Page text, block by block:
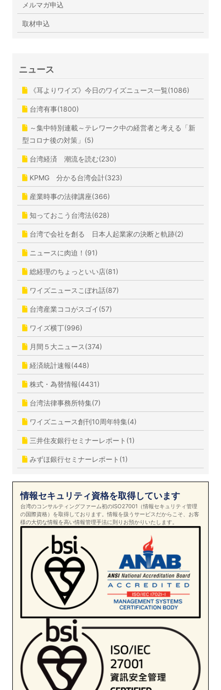
メルマガ申込
取材申込
ニュース
《耳よりワイズ》今日のワイズニュース一覧(1086)
台湾有事(1800)
～集中特別連載～テレワーク中の経営者と考える「新
型コロナ後の対策」(5)
台湾経済 潮流を読む(230)
KPMG 分かる台湾会計(323)
産業時事の法律講座(366)
知っておこう台湾法(628)
台湾で会社を創る 日本人起業家の決断と軌跡(2)
ニュースに肉迫！(91)
総経理のちょっといい店(81)
ワイズニュースこぼれ話(87)
台湾産業ココがスゴイ(57)
ワイズ横丁(996)
月間５大ニュース(374)
経済統計速報(448)
株式・為替情報(4431)
台湾法律事務所特集(7)
ワイズニュース創刊10周年特集(4)
三井住友銀行セミナーレポート(1)
みずほ銀行セミナーレポート(1)
情報セキュリティ資格を取得しています
台湾のコンサルティングファーム初のISO27001（情報セキュリティ管理
の国際資格）を取得しております。情報を扱うサービスだからこそ、お客
様の大切な情報を高い情報管理手法に則りお預かりいたします。